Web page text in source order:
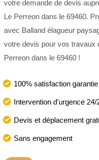
votre demande de devis
Le Perreon dans le 69460.
avec Balland élagueur
votre devis pour vos travaux
Perreon dans le 69460 !
100% satisfaction garantie
Intervention d'urgence 24/
Devis et déplacement
Sans engagement